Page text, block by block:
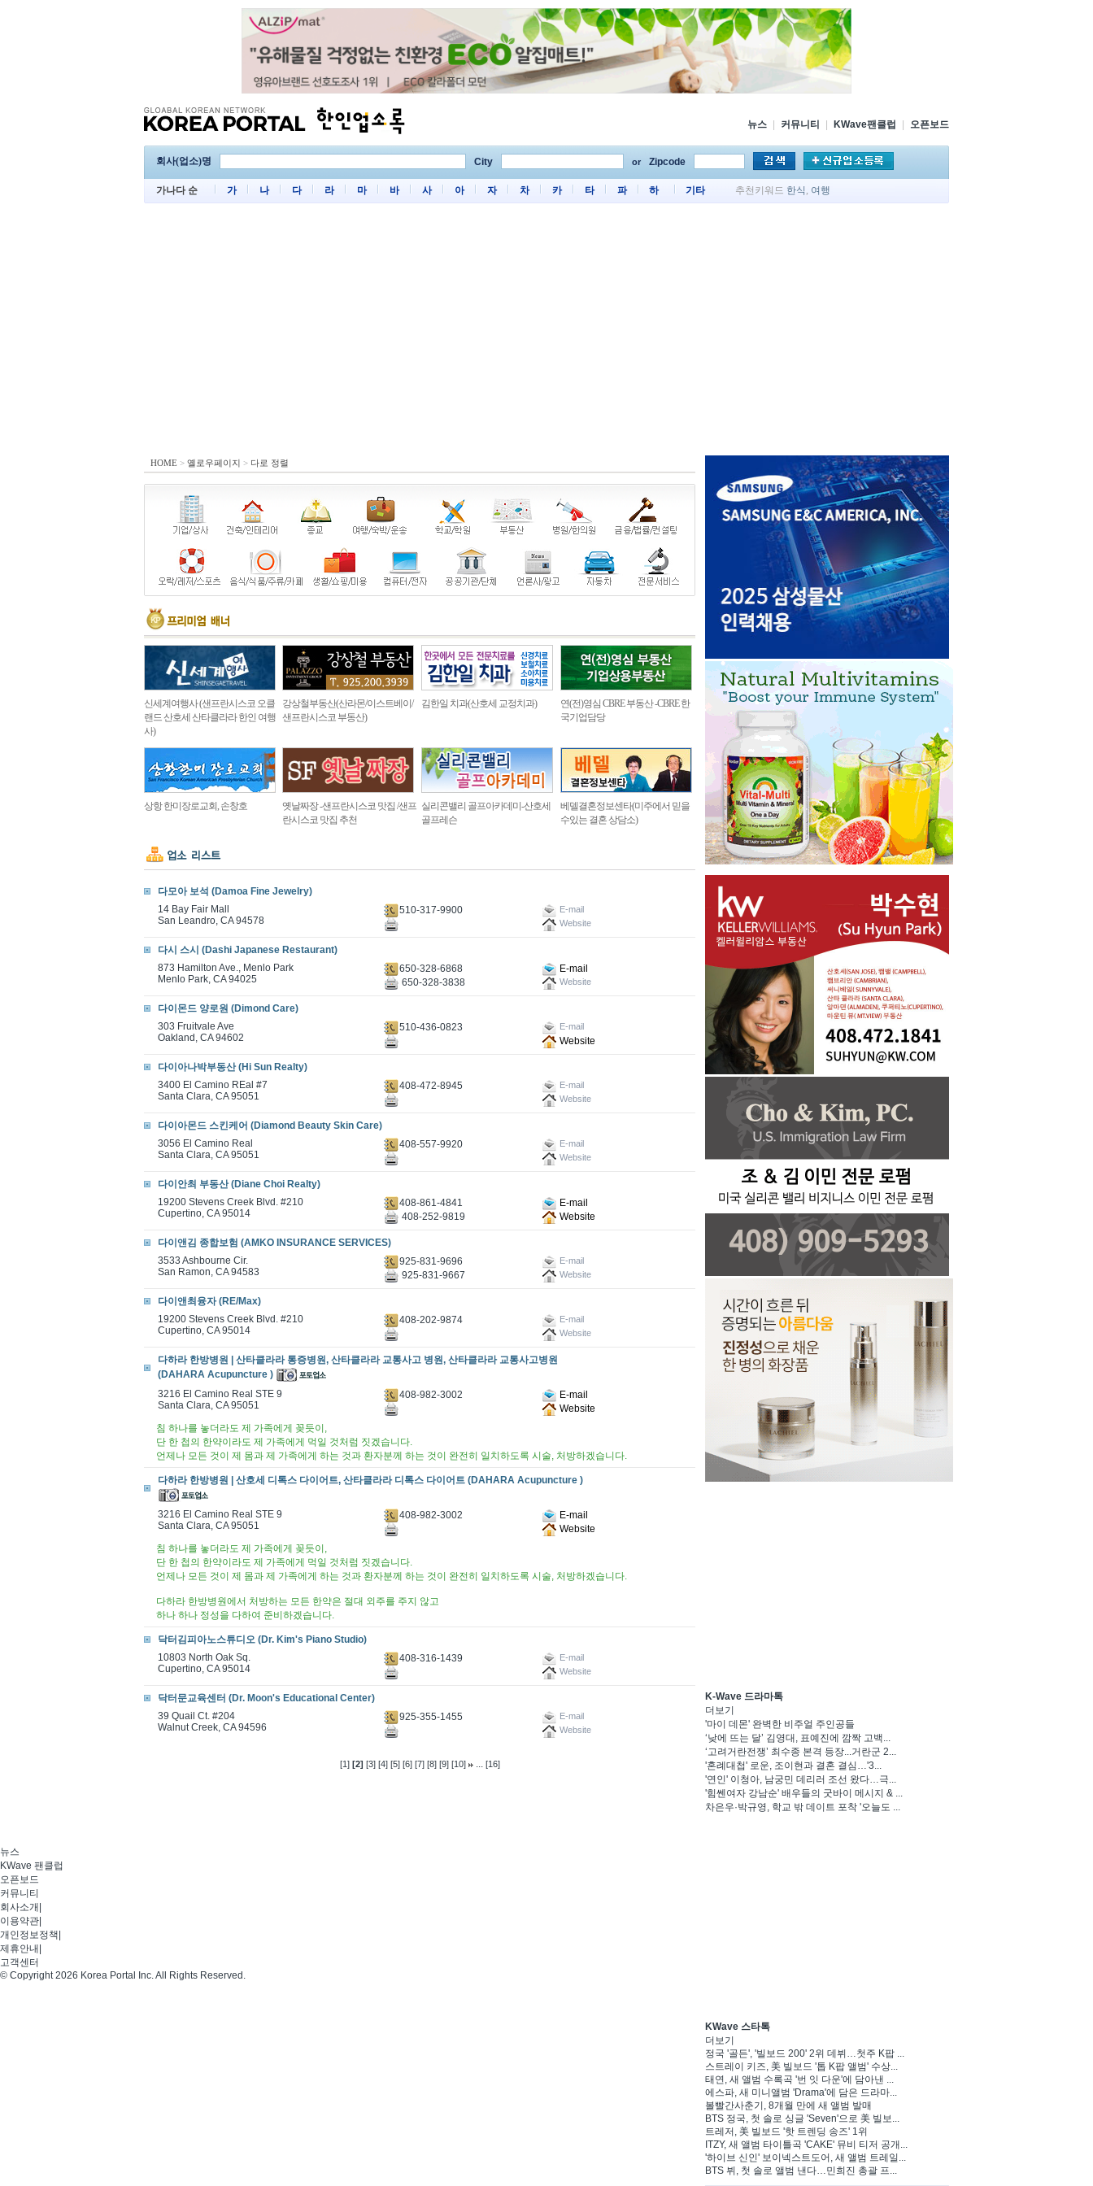
뉴스 커뮤니티 KWave팬클럽 오픈보드
회사(업소)명 City or Zipcode
가나다 순 가 나 다 라 마 바 사 아 자 차 카 타 파 하 기타 추천키워드 한식 , 여행
HOME > 옐로우페이지 > 다로 정렬
신세계여행사 (샌프란시스코 오클
랜드 산호세 산타클라라 한인 여행
사)
강상철부동산(산라몬/이스트베이/
샌프란시스코 부동산)
김한일 치과(산호세 교정치과)
연(전)영심 CBRE 부동산 -CBRE 한
국기업담당
상항 한미장로교회, 손창호
옛날짜장 -샌프란시스코 맛집 /샌프
란시스코 맛집 추천
실리콘밸리 골프아카데미-산호세
골프레슨
베델결혼정보센타(미주에서 믿을
수있는 결혼 상담소)
다모아 보석 (Damoa Fine Jewelry)
14 Bay Fair Mall
San Leandro, CA 94578
510-317-9900
E-mail
Website
다시 스시 (Dashi Japanese Restaurant)
873 Hamilton Ave., Menlo Park
Menlo Park, CA 94025
650-328-6868
E-mail
650-328-3838
Website
다이몬드 양로원 (Dimond Care)
303 Fruitvale Ave
Oakland, CA 94602
510-436-0823 E-mail
Website
다이아나박부동산 (Hi Sun Realty)
3400 El Camino REal #7
Santa Clara, CA 95051
408-472-8945
E-mail
Website
다이아몬드 스킨케어 (Diamond Beauty Skin Care)
3056 El Camino Real
Santa Clara, CA 95051
408-557-9920
E-mail
Website
다이안최 부동산 (Diane Choi Realty)
19200 Stevens Creek Blvd. #210
Cupertino, CA 95014
408-861-4841
E-mail
408-252-9819
Website
다이앤김 종합보험 (AMKO INSURANCE SERVICES)
3533 Ashbourne Cir.
San Ramon, CA 94583
925-831-9696 E-mail
925-831-9667 Website
다이앤최융자 (RE/Max)
19200 Stevens Creek Blvd. #210
Cupertino, CA 95014
408-202-9874
E-mail
Website
다하라 한방병원 | 산타클라라 통증병원, 산타클라라 교통사고 병원, 산타클라라 교통사고병원
(DAHARA Acupuncture )
3216 El Camino Real STE 9
Santa Clara, CA 95051
408-982-3002
E-mail
Website
침 하나를 놓더라도 제 가족에게 꽂듯이,
단 한 첩의 한약이라도 제 가족에게 먹일 것처럼 짓겠습니다.
언제나 모든 것이 제 몸과 제 가족에게 하는 것과 환자분께 하는 것이 완전히 일치하도록 시술, 처방하겠습니다.
다하라 한방병원 | 산호세 디톡스 다이어트, 산타클라라 디톡스 다이어트 (DAHARA Acupuncture )
3216 El Camino Real STE 9
Santa Clara, CA 95051
408-982-3002
E-mail
Website
침 하나를 놓더라도 제 가족에게 꽂듯이,
단 한 첩의 한약이라도 제 가족에게 먹일 것처럼 짓겠습니다.
언제나 모든 것이 제 몸과 제 가족에게 하는 것과 환자분께 하는 것이 완전히 일치하도록 시술, 처방하겠습니다.
다하라 한방병원에서 처방하는 모든 한약은 절대 외주를 주지 않고
하나 하나 정성을 다하여 준비하겠습니다.
닥터김피아노스튜디오 (Dr. Kim's Piano Studio)
10803 North Oak Sq.
Cupertino, CA 95014
408-316-1439
E-mail
Website
닥터문교육센터 (Dr. Moon's Educational Center)
39 Quail Ct. #204
Walnut Creek, CA 94596
925-355-1455
E-mail
Website
[1] [2] [3] [4] [5] [6] [7] [8] [9] [10] ... [16]
K-Wave 드라마톡
더보기
'마이 데몬' 완벽한 비주얼 주인공들
‘낮에 뜨는 달’ 김영대, 표예진에 깜짝 고백...
‘고려거란전쟁’ 최수종 본격 등장...거란군 2...
'혼례대첩' 로운, 조이현과 결혼 결심…'3...
'연인' 이청아, 남궁민 데리러 조선 왔다…극...
'힘쎈여자 강남순' 배우들의 굿바이 메시지 & ...
차은우·박규영, 학교 밖 데이트 포착 '오늘도 ...
KWave 스타톡
더보기
정국 '골든', '빌보드 200' 2위 데뷔…첫주 K팝 ...
스트레이 키즈, 美 빌보드 '톱 K팝 앨범' 수상...
태연, 새 앨범 수록곡 '번 잇 다운'에 담아낸 ...
에스파, 새 미니앨범 'Drama'에 담은 드라마...
볼빨간사춘기, 8개월 만에 새 앨범 발매
BTS 정국, 첫 솔로 싱글 'Seven'으로 美 빌보...
트레저, 美 빌보드 '핫 트렌딩 송즈' 1위
ITZY, 새 앨범 타이틀곡 'CAKE' 뮤비 티저 공개...
'하이브 신인' 보이넥스트도어, 새 앨범 트레일...
BTS 뷔, 첫 솔로 앨범 낸다…민희진 총괄 프...
뉴스
KWave 팬클럽
오픈보드
커뮤니티
회사소개
이용약관
개인정보정책
제휴안내
고객센터
© Copyright 2026 Korea Portal Inc. All Rights Reserved.